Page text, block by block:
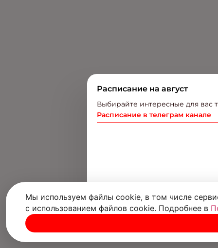
Расписание на август
Выбирайте интересные для вас
Расписание в телеграм канале
Мы используем файлы cookie, в том числе
с использованием файлов cookie. Подробнее в